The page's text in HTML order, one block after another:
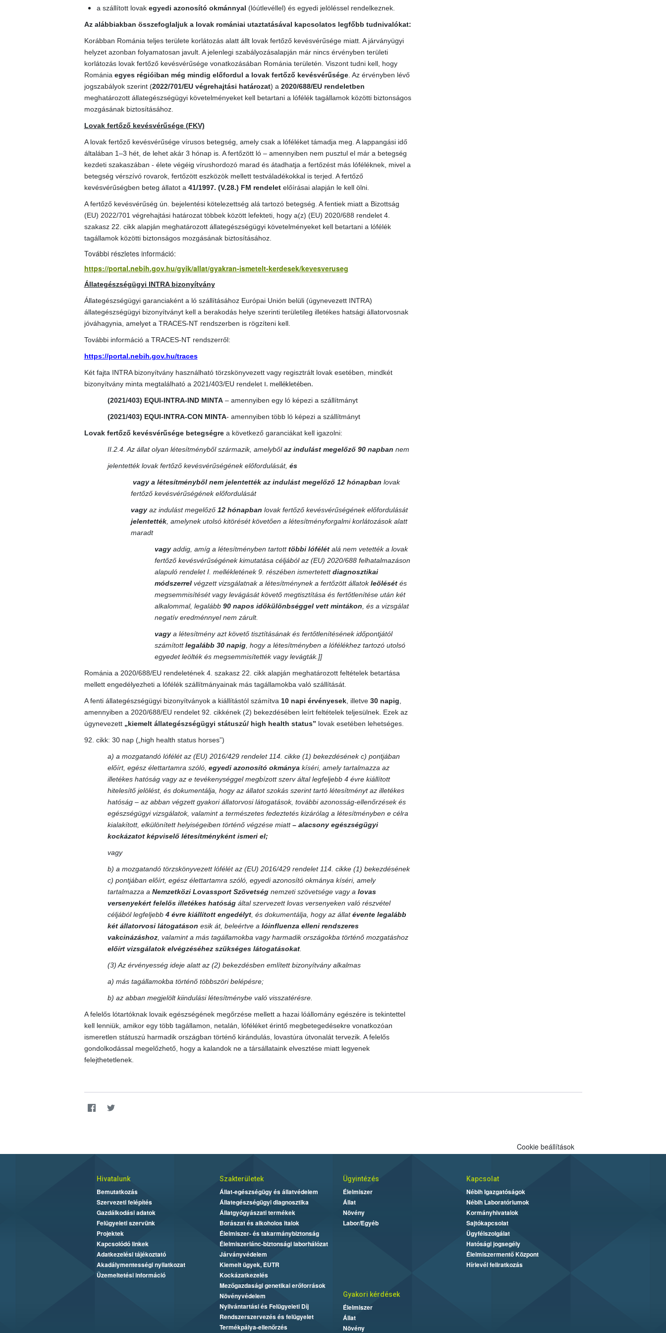
a szállított lovak egyedi azonosító okmánnyal (lóútlevéllel) és egyedi jelöléssel rendelkeznek.
Az alábbiakban összefoglaljuk a lovak romániai utaztatásával kapcsolatos legfőbb tudnivalókat:
Korábban Románia teljes területe korlátozás alatt állt lovak fertőző kevésvérűsége miatt. A járványügyi
helyzet azonban folyamatosan javult. A jelenlegi szabályozásalapján már nincs érvényben területi
korlátozás lovak fertőző kevésvérűsége vonatkozásában Románia területén. Viszont tudni kell, hogy
Románia egyes régióiban még mindig előfordul a lovak fertőző kevésvérűsége. Az érvényben lévő
jogszabályok szerint (2022/701/EU végrehajtási határozat) a 2020/688/EU rendeletben
meghatározott állategészségügyi követelményeket kell betartani a lófélék tagállamok közötti biztonságos
mozgásának biztosításához.
Lovak fertőző kevésvérűsége (FKV)
A lovak fertőző kevésvérűsége vírusos betegség, amely csak a lóféléket támadja meg. A lappangási idő
általában 1–3 hét, de lehet akár 3 hónap is. A fertőzött ló – amennyiben nem pusztul el már a betegség
kezdeti szakaszában - élete végéig vírushordozó marad és átadhatja a fertőzést más lóféléknek, mivel a
betegség vérszívó rovarok, fertőzött eszközök mellett testváladékokkal is terjed. A fertőző
kevésvérűségben beteg állatot a 41/1997. (V.28.) FM rendelet előírásai alapján le kell ölni.
A fertőző kevésvérűség ún. bejelentési kötelezettség alá tartozó betegség. A fentiek miatt a Bizottság
(EU) 2022/701 végrehajtási határozat többek között lefekteti, hogy a(z) (EU) 2020/688 rendelet 4.
szakasz 22. cikk alapján meghatározott állategészségügyi követelményeket kell betartani a lófélék
tagállamok közötti biztonságos mozgásának biztosításához.
További részletes információ:
https://portal.nebih.gov.hu/gyik/allat/gyakran-ismetelt-kerdesek/kevesveruseg
Állategészségügyi INTRA bizonyítvány
Állategészségügyi garanciaként a ló szállításához Európai Unión belüli (úgynevezett INTRA)
állategészségügyi bizonyítványt kell a berakodás helye szerinti területileg illetékes hatsági állatorvosnak
jóváhagynia, amelyet a TRACES-NT rendszerben is rögzíteni kell.
További információ a TRACES-NT rendszerről:
https://portal.nebih.gov.hu/traces
Két fajta INTRA bizonyítvány használható törzskönyvezett vagy regisztrált lovak esetében, mindkét
bizonyítvány minta megtalálható a 2021/403/EU rendelet I. mellékletében.
(2021/403) EQUI-INTRA-IND MINTA– amennyiben egy ló képezi a szállítmányt
(2021/403) EQUI-INTRA-CON MINTA- amennyiben több ló képezi a szállítmányt
Lovak fertőző kevésvérűsége betegségrea következő garanciákat kell igazolni:
II.2.4. Az állat olyan létesítményből származik, amelybőlaz indulást megelőző 90 napban nem
jelentették lovak fertőző kevésvérűségének előfordulását, és
vagy a létesítményből nem jelentették az indulást megelőző 12 hónapban lovak
fertőző kevésvérűségének előfordulását
vagyaz indulást megelőző 12 hónapban lovak fertőző kevésvérűségének előfordulását
jelentették, amelynek utolsó kitörését követően a létesítményforgalmi korlátozások alatt
maradt
vagyaddig, amíg a létesítményben tartotttöbbi lófélétalá nem vetették a lovak
fertőző kevésvérűségének kimutatása céljából az (EU) 2020/688 felhatalmazáson
alapuló rendelet I. mellékletének 9. részében ismertetettdiagnosztikai
módszerrelvégzett vizsgálatnak a létesítménynek a fertőzött állatokleölésétés
megsemmisítését vagy levágását követő megtisztítása és fertőtlenítése után két
alkalommal, legalább 90 napos időkülönbséggel vett mintákon, és a vizsgálat
negatív eredménnyel nem zárult.
vagya létesítmény azt követő tisztításának és fertőtlenítésének időpontjától
számítottlegalább 30 napig, hogy a létesítményben a lófélékhez tartozó utolsó
egyedet leölték és megsemmisítették vagy levágták.]]
Románia a 2020/688/EU rendeletének 4. szakasz 22. cikk alapján meghatározott feltételek betartása
mellett engedélyezheti a lófélék szállítmányainak más tagállamokba való szállítását.
A fenti állategészségügyi bizonyítványok a kiállítástól számítva 10 napi érvényesek, illetve 30 napig,
amennyiben a 2020/688/EU rendelet 92. cikkének (2) bekezdésében leírt feltételek teljesülnek. Ezek az
úgynevezett „kiemelt állategészségügyi státuszú/ high health status” lovak esetében lehetséges.
92. cikk: 30 nap („high health status horses”)
a) a mozgatandó lófélét az (EU) 2016/429 rendelet 114. cikke (1) bekezdésének c) pontjában
előírt, egész élettartamra szóló, egyedi azonosító okmányakíséri, amely tartalmazza az
illetékes hatóság vagy az e tevékenységgel megbízott szerv által legfeljebb 4 évre kiállított
hitelesítő jelölést, és dokumentálja, hogy az állatot szokás szerint tartó létesítményt az illetékes
hatóság – az abban végzett gyakori állatorvosi látogatások, további azonosság-ellenőrzések és
egészségügyi vizsgálatok, valamint a természetes fedeztetés kizárólag a létesítményben e célra
kialakított, elkülönített helyiségeiben történő végzése miatt– alacsony egészségügyi
kockázatot képviselő létesítményként ismeri el;
vagy
b) a mozgatandó törzskönyvezett lófélét az (EU) 2016/429 rendelet 114. cikke (1) bekezdésének
c) pontjában előírt, egész élettartamra szóló, egyedi azonosító okmánya kíséri, amely
tartalmazza a Nemzetközi Lovassport Szövetségnemzeti szövetsége vagy a lovas
versenyekért felelős illetékes hatóságáltal szervezett lovas versenyeken való részvétel
céljából legfeljebb 4 évre kiállított engedélyt, és dokumentálja, hogy az állatévente legalább
két állatorvosi látogatáson esik át, beleértve a lóinfluenza elleni rendszeres
vakcinázáshoz, valamint a más tagállamokba vagy harmadik országokba történő mozgatáshoz
előírt vizsgálatok elvégzéséhez szükséges látogatásokat.
(3) Az érvényesség ideje alatt az (2) bekezdésben említett bizonyítvány alkalmas
a) más tagállamokba történő többszöri belépésre;
b) az abban megjelölt kiindulási létesítménybe való visszatérésre.
A felelős lótartóknak lovaik egészségének megőrzése mellett a hazai lóállomány egészére is tekintettel
kell lenniük, amikor egy több tagállamon, netalán, lóféléket érintő megbetegedésekre vonatkozóan
ismeretlen státuszú harmadik országban történő kirándulás, lovastúra útvonalát tervezik. A felelős
gondolkodással megelőzhető, hogy a kalandok ne a társállataink elvesztése miatt legyenek
felejthetetlenek.
Cookie beállítások
Hivatalunk
Bemutatkozás
Szervezeti felépítés
Gazdálkodási adatok
Felügyeleti szervünk
Projektek
Kapcsolódó linkek
Adatkezelési tájékoztató
Akadálymentességi nyilatkozat
Üzemeltetési információ
Szakterületek
Állat-egészségügy és állatvédelem
Állategészségügyi diagnosztika
Állatgyógyászati termékek
Borászat és alkoholos italok
Élelmiszer- és takarmánybiztonság
Élelmiszerlánc-biztonsági laborhálózat
Járványvédelem
Kiemelt ügyek, EUTR
Kockázatkezelés
Mezőgazdasági genetikai erőforrások
Növényvédelem
Nyilvántartási és Felügyeleti Díj
Rendszerszervezés és felügyelet
Termékpálya-ellenőrzés
Ügyintézés
Élelmiszer
Állat
Növény
Labor/Egyéb
Kapcsolat
Nébih Igazgatóságok
Nébih Laboratóriumok
Kormányhivatalok
Sajtókapcsolat
Ügyfélszolgálat
Hatósági jogsegély
Élelmiszermentő Központ
Hírlevél feliratkozás
Gyakori kérdések
Élelmiszer
Állat
Növény